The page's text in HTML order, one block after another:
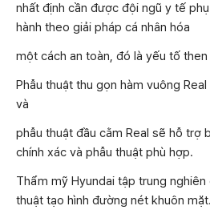
nhất định cần được đội ngũ y tế
hành theo giải pháp cá nhân hóa
một cách an toàn, đó là yếu tố
Phẫu thuật thu gọn hàm vuông
và
phẫu thuật đầu cằm Real sẽ hỗ trợ
chính xác và phẫu thuật phù hợp.
Thẩm mỹ Hyundai tập trung
thuật tạo hình đường nét khuôn mặt.